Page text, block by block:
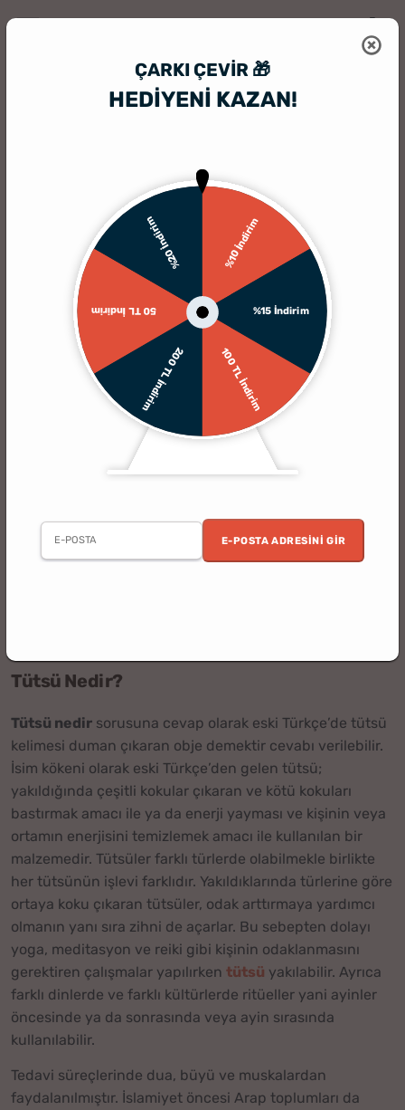
ÇARKI ÇEVIR 🎁
HEDİYENİ KAZAN!
%10 İndirim
%15 İndirim
100 TL İndirim
200 TL İndirim
50 TL İndirim
%20 İndirim
E-POSTA ADRESINI GIR
Tütsü Nedir - Tütsü Yakmak Ne İşe Yarar & Çeşitleri
Nelerdir
Tütsü kullanımı tahmini olarak 1.yy’a kadar uzanmaktadır
Arabistan’dan ithal edilen aromatik ağaçlardan yapılır.
Yüzyıllar boyunca kullanılan tütsüler, meditasyon,
Tütsü Nedir?
Tütsü nedir sorusuna cevap olarak eski Türkçe’de tütsü
kelimesi duman çıkaran obje demektir cevabı verilebilir.
İsim kökeni olarak eski Türkçe’den gelen tütsü;
yakıldığında çeşitli kokular çıkaran ve kötü kokuları
bastırmak amacı ile ya da enerji yayması ve kişinin veya
ortamın enerjisini temizlemek amacı ile kullanılan bir
malzemedir. Tütsüler farklı türlerde olabilmekle birlikte
her tütsünün işlevi farklıdır. Yakıldıklarında türlerine göre
ortaya koku çıkaran tütsüler, odak arttırmaya yardımcı
olmanın yanı sıra zihni de açarlar. Bu sebepten dolayı
yoga, meditasyon ve reiki gibi kişinin odaklanmasını
gerektiren çalışmalar yapılırken tütsü yakılabilir. Ayrıca
farklı dinlerde ve farklı kültürlerde ritüeller yani ayinler
öncesinde ya da sonrasında veya ayin sırasında
kullanılabilir.
Tedavi süreçlerinde dua, büyü ve muskalardan
faydalanılmıştır. İslamiyet öncesi Arap toplumları da